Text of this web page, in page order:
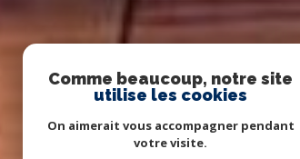
Comme beaucoup, notre site
utilise les cookies
On aimerait vous accompagner pendant
votre visite.